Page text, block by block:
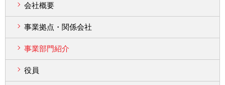
会社概要
事業拠点・関係会社
事業部門紹介
役員